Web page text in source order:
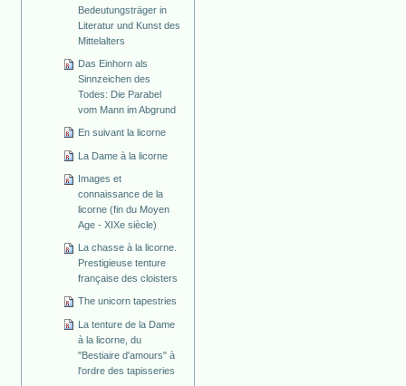
Bedeutungsträger in
Literatur und Kunst des
Mittelalters
Das Einhorn als
Sinnzeichen des
Todes: Die Parabel
vom Mann im Abgrund
En suivant la licorne
La Dame à la licorne
Images et
connaissance de la
licorne (fin du Moyen
Age - XIXe siècle)
La chasse à la licorne.
Prestigieuse tenture
française des cloisters
The unicorn tapestries
La tenture de la Dame
à la licorne, du
"Bestiaire d'amours" à
l'ordre des tapisseries